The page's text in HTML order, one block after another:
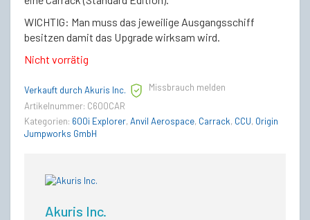
WICHTIG: Man muss das jeweilige Ausgangsschiff
besitzen damit das Upgrade wirksam wird.
Nicht vorrätig
Verkauft durch Akuris Inc.
Missbrauch melden
Artikelnummer: C600CAR
Kategorien: 600i Explorer, Anvil Aerospace, Carrack, CCU, Origin
Jumpworks GmbH
Akuris Inc.